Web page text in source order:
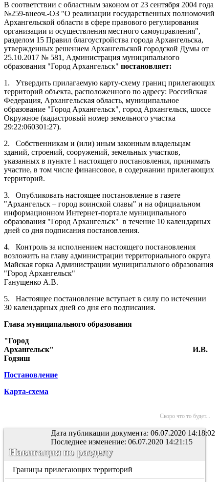
В соответствии с областным законом от 23 сентября 2004 года
№259-внеоч.-ОЗ "О реализации государственных полномочий
Архангельской области в сфере правового регулирования
организации и осуществления местного самоуправления",
разделом 15 Правил благоустройства города Архангельска,
утвержденных решением Архангельской городской Думы от
25.10.2017 № 581, Администрация муниципального
образования "Город Архангельск" постановляет:
1.
Утвердить прилагаемую карту-схему границ прилегающих
территорий объекта, расположенного по адресу: Российская
Федерация, Архангельская область, муниципальное
образование "Город Архангельск", город Архангельск, шоссе
Окружное (кадастровый номер земельного участка
29:22:060301:27).
2.
Собственникам и (или) иным законным владельцам
зданий, строений, сооружений, земельных участков,
указанных в пункте 1 настоящего постановления, принимать
участие, в том числе финансовое, в содержании прилегающих
территорий.
3.
Опубликовать настоящее постановление в газете
"Архангельск – город воинской славы" и на официальном
информационном Интернет-портале муниципального
образования "Город Архангельск" в течение 10 календарных
дней со дня подписания постановления.
4.
Контроль за исполнением настоящего постановления
возложить на главу администрации территориального округа
Майская горка Администрации муниципального образования
"Город Архангельск"
Ганущенко А.В.
5.
Настоящее постановление вступает в силу по истечении
30 календарных дней со дня его подписания.
Глава муниципального образования
"Город
Архангельск"
И.В.
Годзиш
Постановление
Карта-схема
Скоро что то будет...
Дата публикации документа: 06.07.2020 14:18:02
Последнее изменение: 06.07.2020 14:21:15
Навигация по разделу
Границы прилегающих территорий